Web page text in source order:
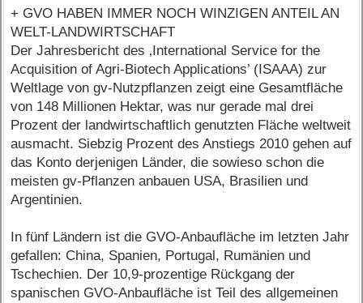
+ GVO HABEN IMMER NOCH WINZIGEN ANTEIL AN
WELT-LANDWIRTSCHAFT
Der Jahresbericht des ‚International Service for the
Acquisition of Agri-Biotech Applications’ (ISAAA) zur
Weltlage von gv-Nutzpflanzen zeigt eine Gesamtfläche
von 148 Millionen Hektar, was nur gerade mal drei
Prozent der landwirtschaftlich genutzten Fläche weltweit
ausmacht. Siebzig Prozent des Anstiegs 2010 gehen auf
das Konto derjenigen Länder, die sowieso schon die
meisten gv-Pflanzen anbauen USA, Brasilien und
Argentinien.
In fünf Ländern ist die GVO-Anbaufläche im letzten Jahr
gefallen: China, Spanien, Portugal, Rumänien und
Tschechien. Der 10,9-prozentige Rückgang der
spanischen GVO-Anbaufläche ist Teil des allgemeinen